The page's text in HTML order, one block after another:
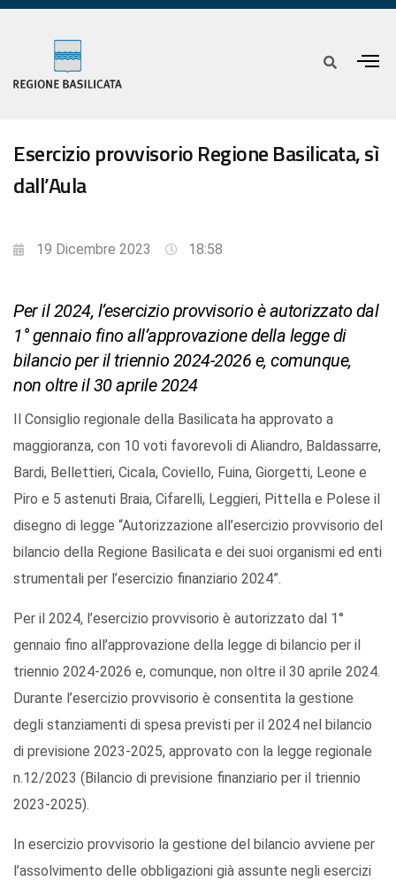
Esercizio provvisorio Regione Basilicata, sì
dall’Aula
19 Dicembre 2023 18:58
Per il 2024, l’esercizio provvisorio è autorizzato dal
1° gennaio fino all’approvazione della legge di
bilancio per il triennio 2024-2026 e, comunque,
non oltre il 30 aprile 2024
Il Consiglio regionale della Basilicata ha approvato a
maggioranza, con 10 voti favorevoli di Aliandro, Baldassarre,
Bardi, Bellettieri, Cicala, Coviello, Fuina, Giorgetti, Leone e
Piro e 5 astenuti Braia, Cifarelli, Leggieri, Pittella e Polese il
disegno di legge “Autorizzazione all’esercizio provvisorio del
bilancio della Regione Basilicata e dei suoi organismi ed enti
strumentali per l’esercizio finanziario 2024”.
Per il 2024, l’esercizio provvisorio è autorizzato dal 1°
gennaio fino all’approvazione della legge di bilancio per il
triennio 2024-2026 e, comunque, non oltre il 30 aprile 2024.
Durante l’esercizio provvisorio è consentita la gestione
degli stanziamenti di spesa previsti per il 2024 nel bilancio
di previsione 2023-2025, approvato con la legge regionale
n.12/2023 (Bilancio di previsione finanziario per il triennio
2023-2025).
In esercizio provvisorio la gestione del bilancio avviene per
l’assolvimento delle obbligazioni già assunte negli esercizi